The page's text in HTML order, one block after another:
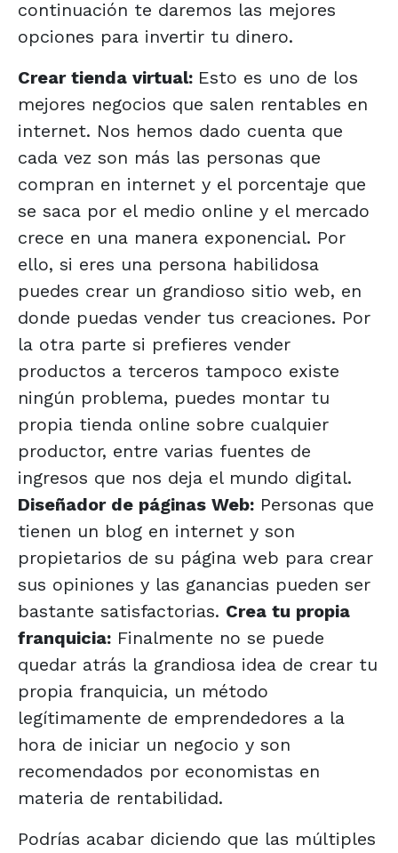
continuación te daremos las mejores
opciones para invertir tu dinero.
Crear tienda virtual: Esto es uno de los
mejores negocios que salen rentables en
internet. Nos hemos dado cuenta que
cada vez son más las personas que
compran en internet y el porcentaje que
se saca por el medio online y el mercado
crece en una manera exponencial. Por
ello, si eres una persona habilidosa
puedes crear un grandioso sitio web, en
donde puedas vender tus creaciones. Por
la otra parte si prefieres vender
productos a terceros tampoco existe
ningún problema, puedes montar tu
propia tienda online sobre cualquier
productor, entre varias fuentes de
ingresos que nos deja el mundo digital.
Diseñador de páginas Web: Personas que
tienen un blog en internet y son
propietarios de su página web para crear
sus opiniones y las ganancias pueden ser
bastante satisfactorias. Crea tu propia
franquicia: Finalmente no se puede
quedar atrás la grandiosa idea de crear tu
propia franquicia, un método
legítimamente de emprendedores a la
hora de iniciar un negocio y son
recomendados por economistas en
materia de rentabilidad.
Podrías acabar diciendo que las múltiples